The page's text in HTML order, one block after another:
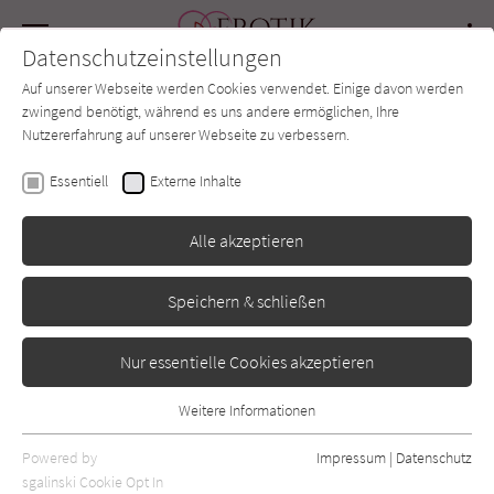
SUCHE Forum Charts Newsletter
Aimée Rossignol
Marthas Liebschaften
beHEARTBEAT Erschienen: August 2021 0
Datenschutzeinstellungen
Auf unserer Webseite werden Cookies verwendet. Einige davon werden
zwingend benötigt, während es uns andere ermöglichen, Ihre
Nutzererfahrung auf unserer Webseite zu verbessern.
Essentiell Externe Inhalte
Alle akzeptieren
Speichern & schließen
Nur essentielle Cookies akzeptieren
Essentielle Cookies werden für grundlegende Funktionen der
Webseite benötigt. Dadurch ist gewährleistet, dass die Webseite
Weitere Informationen
Powered by
sgalinski Cookie Opt In
Impressum | Datenschutz